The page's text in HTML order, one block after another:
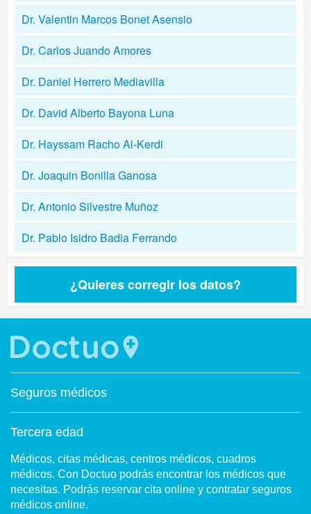
Dr. Valentin Marcos Bonet Asensio
Dr. Carlos Juando Amores
Dr. Daniel Herrero Mediavilla
Dr. David Alberto Bayona Luna
Dr. Hayssam Racho Al-Kerdi
Dr. Joaquin Bonilla Ganosa
Dr. Antonio Silvestre Muñoz
Dr. Pablo Isidro Badia Ferrando
¿Quieres corregir los datos?
Seguros médicos
Tercera edad
Médicos, citas médicas, centros médicos, cuadros
médicos. Con Doctuo podrás encontrar los médicos que
necesitas. Podrás reservar cita online y contratar seguros
médicos online.